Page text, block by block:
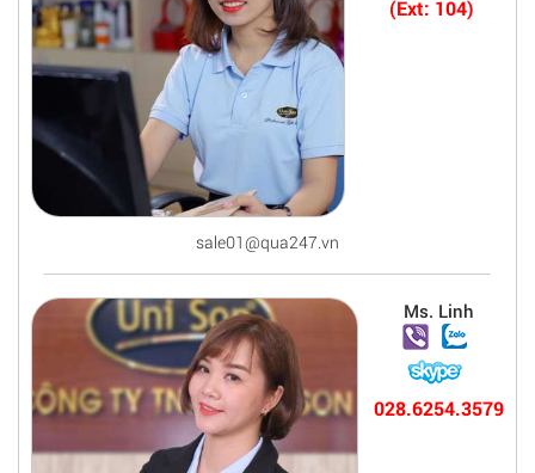
(Ext: 104)
sale01@qua247.vn
Ms. Linh
028.6254.3579